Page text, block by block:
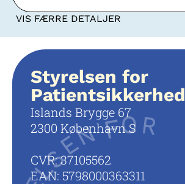
VIS FÆRRE DETALJER
Styrelsen for
Patientsikkerhed
Islands Brygge 67
2300 København S
CVR: 37105562
EAN: 5798000363311